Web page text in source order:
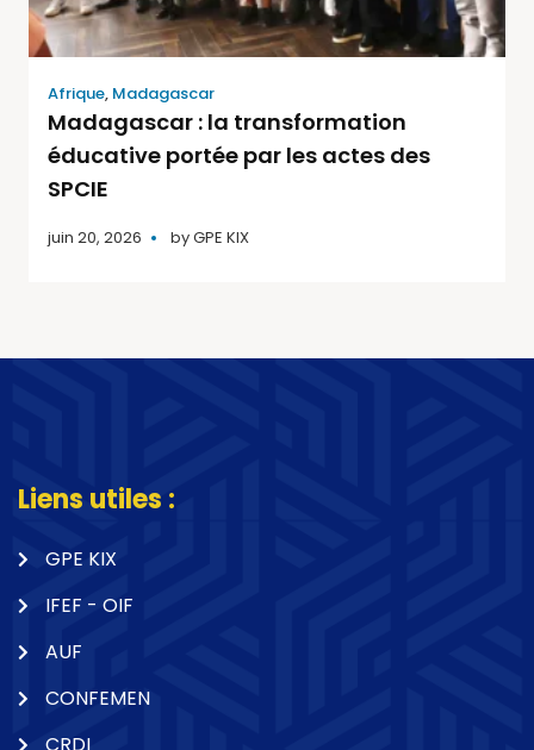
Afrique, Madagascar
Madagascar : la transformation
éducative portée par les actes des
SPCIE
juin 20, 2026 byGPE KIX
Liens utiles :
GPE KIX
IFEF - OIF
AUF
CONFEMEN